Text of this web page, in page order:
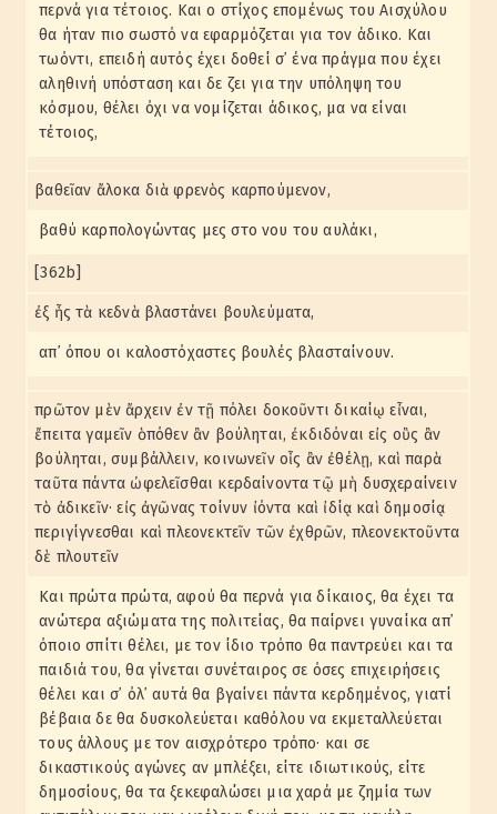
περνά για τέτοιος. Και ο στίχος επομένως του Αισχύλου
θα ήταν πιο σωστό να εφαρμόζεται για τον άδικο. Και
τωόντι, επειδή αυτός έχει δοθεί σ᾽ ένα πράγμα που έχει
αληθινή υπόσταση και δε ζει για την υπόληψη του
κόσμου, θέλει όχι να νομίζεται άδικος, μα να είναι
τέτοιος,
βαθεῖαν ἄλοκα διὰ φρενὸς καρπούμενον,
βαθύ καρπολογώντας μες στο νου του αυλάκι,
[362b]
ἐξ ἧς τὰ κεδνὰ βλαστάνει βουλεύματα,
απ᾽ όπου οι καλοστόχαστες βουλές βλασταίνουν.
πρῶτον μὲν ἄρχειν ἐν τῇ πόλει δοκοῦντι δικαίῳ εἶναι,
ἔπειτα γαμεῖν ὁπόθεν ἂν βούληται, ἐκδιδόναι εἰς οὓς ἂν
βούληται, συμβάλλειν, κοινωνεῖν οἷς ἂν ἐθέλῃ, καὶ παρὰ
ταῦτα πάντα ὠφελεῖσθαι κερδαίνοντα τῷ μὴ δυσχεραίνειν
τὸ ἀδικεῖν· εἰς ἀγῶνας τοίνυν ἰόντα καὶ ἰδίᾳ καὶ δημοσίᾳ
περιγίγνεσθαι καὶ πλεονεκτεῖν τῶν ἐχθρῶν, πλεονεκτοῦντα
δὲ πλουτεῖν
Και πρώτα πρώτα, αφού θα περνά για δίκαιος, θα έχει τα
ανώτερα αξιώματα της πολιτείας, θα παίρνει γυναίκα απ᾽
όποιο σπίτι θέλει, με τον ίδιο τρόπο θα παντρεύει και τα
παιδιά του, θα γίνεται συνέταιρος σε όσες επιχειρήσεις
θέλει και σ᾽ όλ᾽ αυτά θα βγαίνει πάντα κερδημένος, γιατί
βέβαια δε θα δυσκολεύεται καθόλου να εκμεταλλεύεται
τους άλλους με τον αισχρότερο τρόπο· και σε
δικαστικούς αγώνες αν μπλέξει, είτε ιδιωτικούς, είτε
δημοσίους, θα τα ξεκεφαλώσει μια χαρά με ζημία των